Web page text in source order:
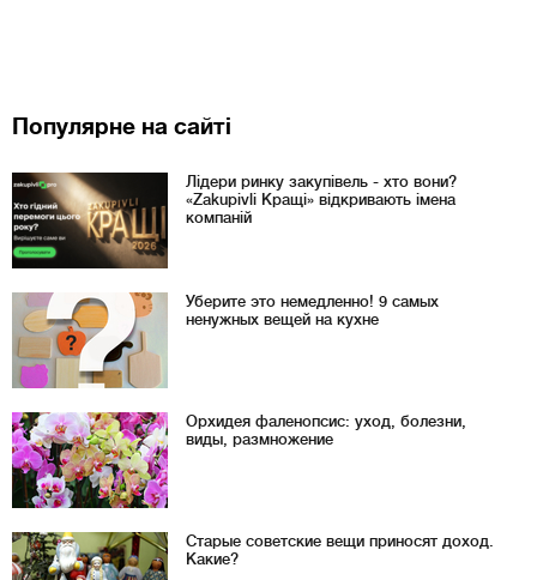
Популярне на сайті
Лідери ринку закупівель - хто вони?
«Zakupivli Кращі» відкривають імена
компаній
Уберите это немедленно! 9 самых
ненужных вещей на кухне
Орхидея фаленопсис: уход, болезни,
виды, размножение
Старые советские вещи приносят доход.
Какие?